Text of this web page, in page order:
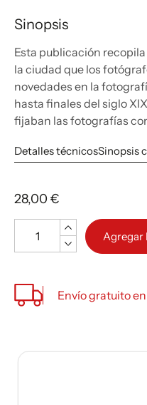
Sinopsis
Esta publicación
la ciudad que los
novedades en la
hasta finales del siglo
fijaban las fotografías
Detalles técnicosSinopsis
28,00 €
Agregar
Envío gratuito